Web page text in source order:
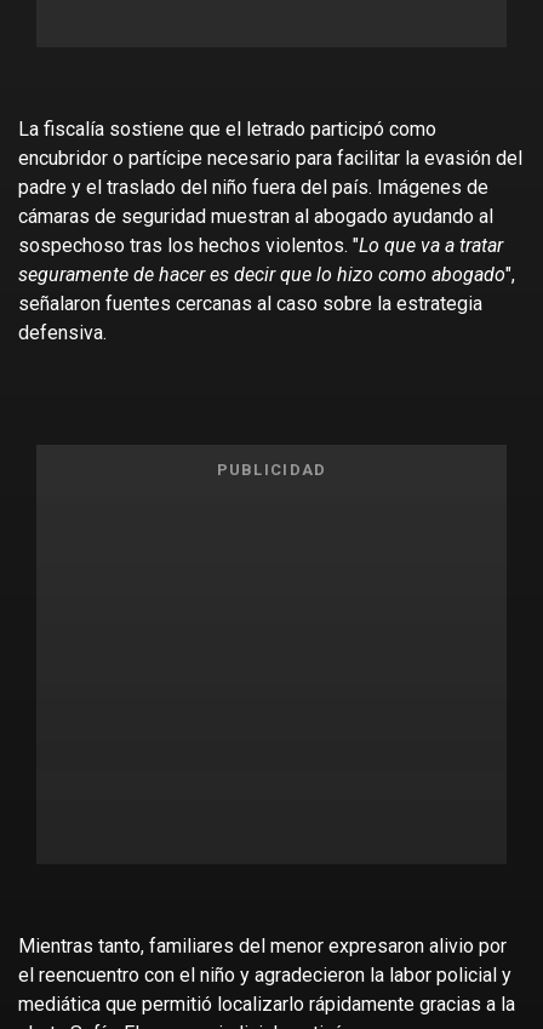
La fiscalía sostiene que el letrado participó como
encubridor o partícipe necesario para facilitar la evasión del
padre y el traslado del niño fuera del país. Imágenes de
cámaras de seguridad muestran al abogado ayudando al
sospechoso tras los hechos violentos. "Lo que va a tratar
seguramente de hacer es decir que lo hizo como abogado",
señalaron fuentes cercanas al caso sobre la estrategia
defensiva.
PUBLICIDAD
Mientras tanto, familiares del menor expresaron alivio por
el reencuentro con el niño y agradecieron la labor policial y
mediática que permitió localizarlo rápidamente gracias a la